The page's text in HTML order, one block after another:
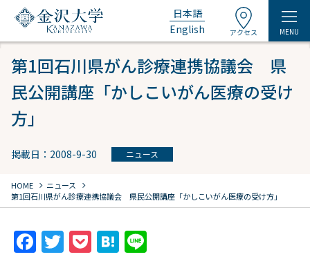
日本語
English
アクセス MENU
第1回石川県がん診療連携協議会 県
民公開講座「かしこいがん医療の受け
方」
掲載日：2008-9-30 ニュース
HOME chevron_right ニュース chevron_right
第1回石川県がん診療連携協議会 県民公開講座「かしこいがん医療の受け方」
F T P H